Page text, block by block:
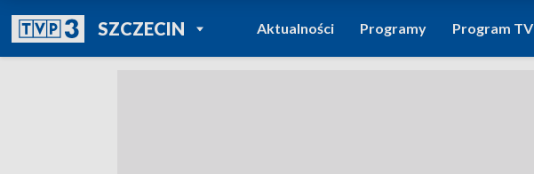
SZCZECINPOWRÓT DO
TVP REGIONY
Aktualności Programy Program TV